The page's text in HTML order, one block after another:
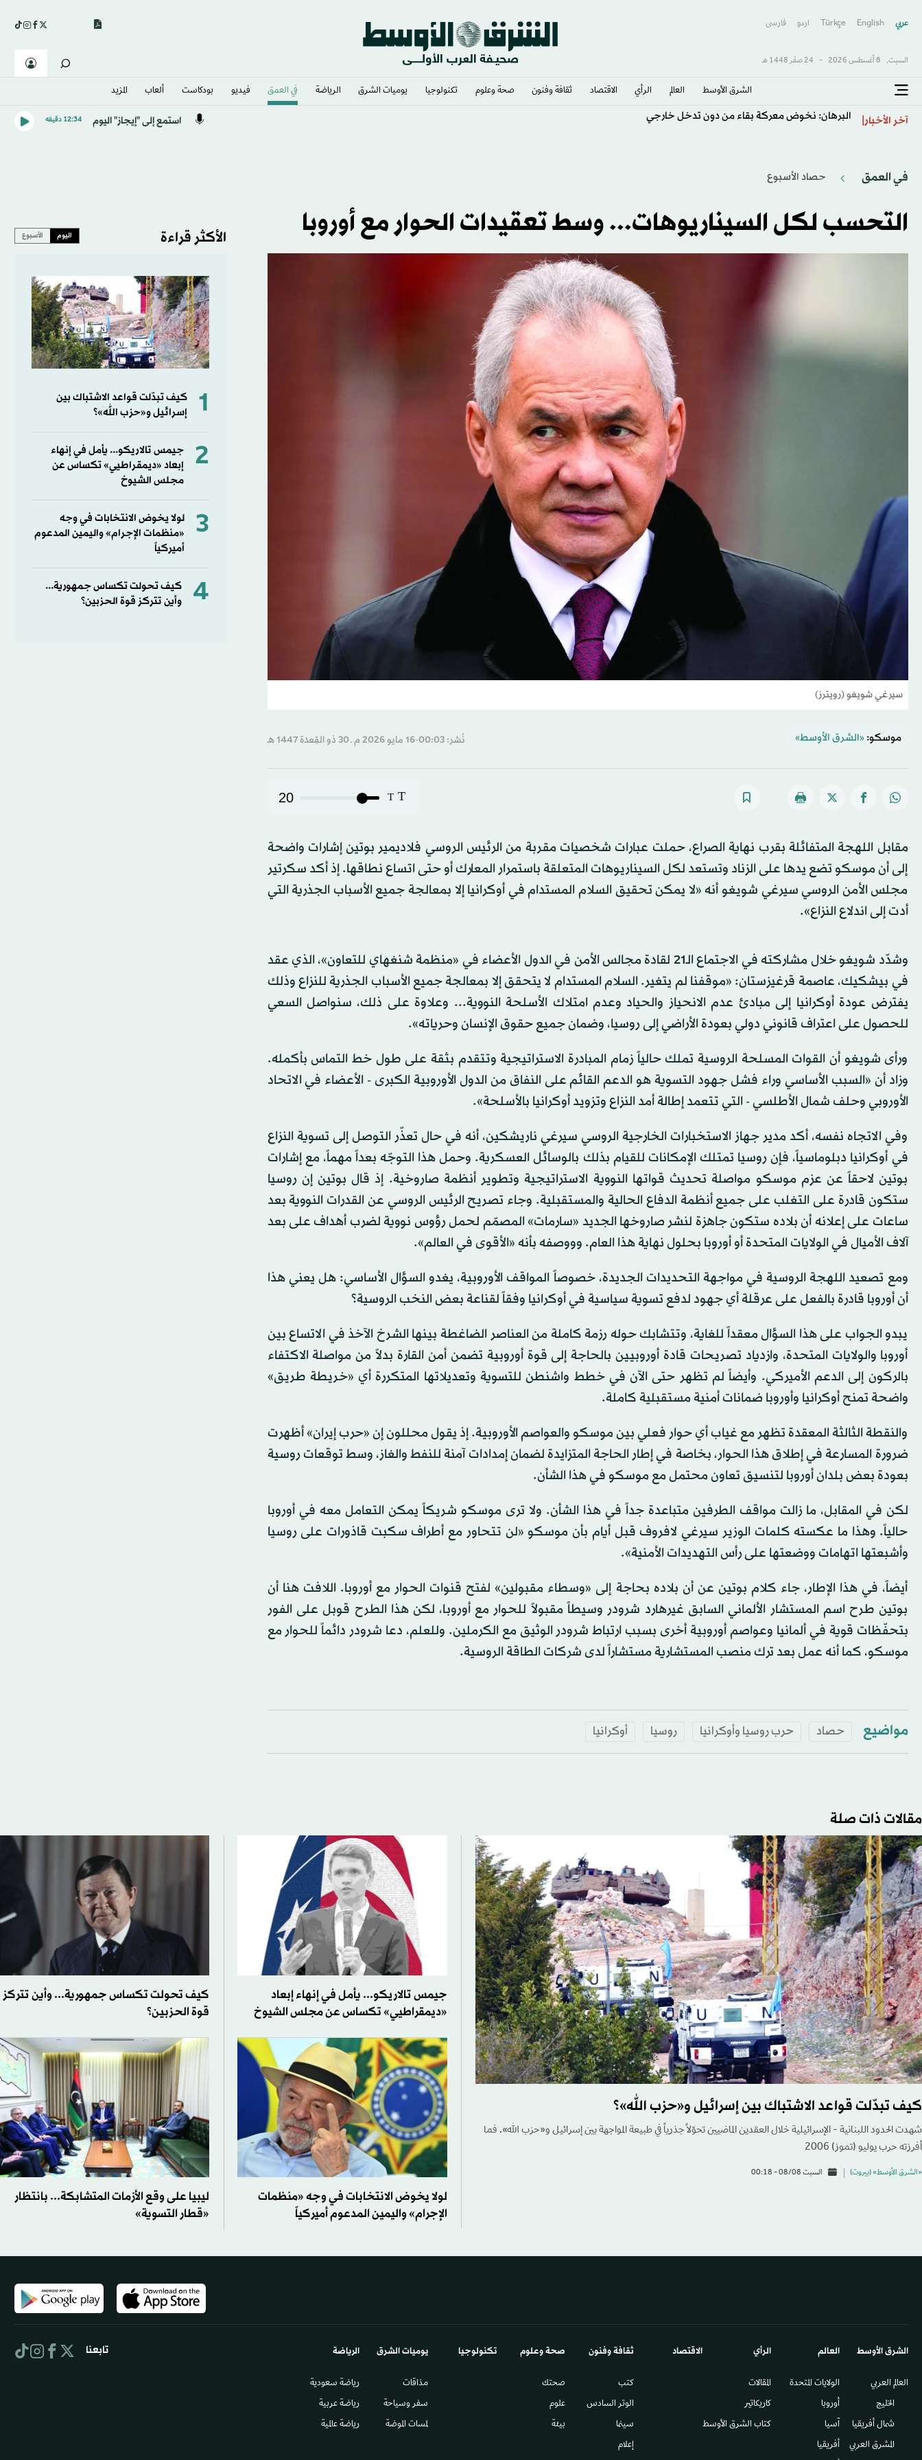
عربي English
Türkçe اردو فارسى
السبت, 8 أغسطس 2026 - 24 صفَر 1448 هـ
الشرق الأوسط​ العالم الرأي الاقتصاد ثقافة وفنون صحة وعلوم تكنولوجيا يوميات الشرق​ الرياضة في العمق فيديو بودكاست ألعاب المزيد
آخر الأخبار البرهان: نخوض معركة بقاء من دون تدخل خارجي استمع إلى "إيجاز" اليوم 12:34 دقيقه
في العمق حصاد الأسبوع
التحسب لكل السيناريوهات... وسط تعقيدات الحوار مع أوروبا
سيرغي شويغو (رويترز)
موسكو: «الشرق الأوسط» نُشر: 00:03-16 مايو 2026 م ـ 30 ذو القِعدة 1447 هـ
T
T
20
مقابل اللهجة المتفائلة بقرب نهاية الصراع، حملت عبارات شخصيات مقربة من الرئيس الروسي فلاديمير بوتين إشارات واضحة
إلى أن موسكو تضع يدها على الزناد وتستعد لكل السيناريوهات المتعلقة باستمرار المعارك أو حتى اتساع نطاقها. إذ أكد سكرتير
مجلس الأمن الروسي سيرغي شويغو أنه «لا يمكن تحقيق السلام المستدام في أوكرانيا إلا بمعالجة جميع الأسباب الجذرية التي
أدت إلى اندلاع النزاع».
وشدّد شويغو خلال مشاركته في الاجتماع الـ21 لقادة مجالس الأمن في الدول الأعضاء في «منظمة شنغهاي للتعاون»، الذي عقد
في بيشكيك، عاصمة قرغيزستان: «موقفنا لم يتغير. السلام المستدام لا يتحقق إلا بمعالجة جميع الأسباب الجذرية للنزاع وذلك
يفترض عودة أوكرانيا إلى مبادئ عدم الانحياز والحياد وعدم امتلاك الأسلحة النووية... وعلاوة على ذلك، سنواصل السعي
للحصول على اعتراف قانوني دولي بعودة الأراضي إلى روسيا، وضمان جميع حقوق الإنسان وحرياته».
ورأى شويغو أن القوات المسلحة الروسية تملك حالياً زمام المبادرة الاستراتيجية وتتقدم بثقة على طول خط التماس بأكمله.
وزاد أن «السبب الأساسي وراء فشل جهود التسوية هو الدعم القائم على النفاق من الدول الأوروبية الكبرى - الأعضاء في الاتحاد
الأوروبي وحلف شمال الأطلسي - التي تتعمد إطالة أمد النزاع وتزويد أوكرانيا بالأسلحة».
وفي الاتجاه نفسه، أكد مدير جهاز الاستخبارات الخارجية الروسي سيرغي ناريشكين، أنه في حال تعذّر التوصل إلى تسوية النزاع
في أوكرانيا دبلوماسياً، فإن روسيا تمتلك الإمكانات للقيام بذلك بالوسائل العسكرية. وحمل هذا التوجّه بعداً مهماً، مع إشارات
بوتين لاحقاً عن عزم موسكو مواصلة تحديث قواتها النووية الاستراتيجية وتطوير أنظمة صاروخية. إذ قال بوتين إن روسيا
ستكون قادرة على التغلب على جميع أنظمة ‌الدفاع ‌الحالية والمستقبلية. وجاء تصريح الرئيس الروسي عن القدرات النووية بعد
ساعات على إعلانه أن بلاده ستكون جاهزة لنشر ‌صاروخها الجديد «سارمات» المصمّم لحمل رؤوس نووية لضرب أهداف على بعد
آلاف الأميال في الولايات المتحدة أو أوروبا بحلول نهاية هذا العام. وووصفه بأنه «الأقوى في العالم».
ومع تصعيد اللهجة الروسية في مواجهة التحديدات الجديدة، خصوصاً المواقف الأوروبية، يغدو السؤال الأساسي: هل يعني هذا
أن أوروبا قادرة بالفعل على عرقلة أي جهود لدفع تسوية سياسية في أوكرانيا وفقاً لقناعة بعض النخب الروسية؟
يبدو الجواب على هذا السؤال معقداً للغاية، وتتشابك حوله رزمة كاملة من العناصر الضاغطة بينها الشرخ الآخذ في الاتساع بين
أوروبا والولايات المتحدة، وازدياد تصريحات قادة أوروبيين بالحاجة إلى قوة أوروبية تضمن أمن القارة بدلاً من مواصلة الاكتفاء
بالركون إلى الدعم الأميركي. وأيضاً لم تظهر حتى الآن في خطط واشنطن للتسوية وتعديلاتها المتكررة أي «خريطة طريق»
واضحة تمنح أوكرانيا وأوروبا ضمانات أمنية مستقبلية كاملة.
والنقطة الثالثة المعقدة تظهر مع غياب أي حوار فعلي بين موسكو والعواصم الأوروبية. إذ يقول محللون إن «حرب إيران» أظهرت
ضرورة المسارعة في إطلاق هذا الحوار، بخاصة في إطار الحاجة المتزايدة لضمان إمدادات آمنة للنفط والغاز، وسط توقعات روسية
بعودة بعض بلدان أوروبا لتنسيق تعاون محتمل مع موسكو في هذا الشأن.
لكن في المقابل، ما زالت مواقف الطرفين متباعدة جداً في هذا الشأن. ولا ترى موسكو شريكاً يمكن التعامل معه في أوروبا
حالياً. وهذا ما عكسته كلمات الوزير سيرغي لافروف قبل أيام بأن موسكو «لن تتحاور مع أطراف سكبت قاذورات على روسيا
وأشبعتها اتهامات ووضعتها على رأس التهديدات الأمنية».
أيضاً، في هذا الإطار، جاء كلام بوتين عن أن بلاده بحاجة إلى «وسطاء مقبولين» لفتح قنوات الحوار مع أوروبا. اللافت هنا أن
بوتين طرح اسم المستشار الألماني السابق غيرهارد شرودر وسيطاً مقبولاً للحوار مع أوروبا، لكن هذا الطرح قوبل على الفور
بتحفّظات قوية في ألمانيا وعواصم أوروبية أخرى بسبب ارتباط شرودر الوثيق مع الكرملين. وللعلم، دعا شرودر دائماً للحوار مع
موسكو، كما أنه عمل بعد ترك منصب المستشارية مستشاراً لدى شركات الطاقة الروسية.
مواضيع حصاد حرب روسيا وأوكرانيا روسيا أوكرانيا
الأكثر قراءة اليوم الأسبوع
1
كيف تبدّلت قواعد الاشتباك بين
إسرائيل و«حزب الله»؟
2
جيمس تالاريكو... يأمل في إنهاء
إبعاد «ديمقراطيي» تكساس عن
مجلس الشيوخ
3
لولا يخوض الانتخابات في وجه
«منظمات الإجرام» واليمين المدعوم
أميركياً
4
كيف تحولت تكساس جمهورية...
وأين تتركز قوة الحزبين؟
مقالات ذات صلة
كيف تبدّلت قواعد الاشتباك بين إسرائيل و«حزب الله»؟
شهدت الحدود اللبنانية - الإسرائيلية خلال العقدين الماضيين تحوّلاً جذرياً في طبيعة المواجهة بين إسرائيل و«حزب الله». فما
أفرزته حرب يوليو (تموز) 2006
«الشرق الأوسط» (بيروت) السبت 08/08 - 00:18
جيمس تالاريكو... يأمل في إنهاء إبعاد
«ديمقراطيي» تكساس عن مجلس الشيوخ
كيف تحولت تكساس جمهورية... وأين تتركز
قوة الحزبين؟
لولا يخوض الانتخابات في وجه «منظمات
الإجرام» واليمين المدعوم أميركياً
ليبيا على وقع الأزمات المتشابكة... بانتظار
«قطار التسوية»
الشرق الأوسط​
العالم العربي
الخليج
شمال أفريقيا
المشرق العربي
العالم
الولايات المتحدة
أوروبا
آسيا
أفريقيا
الرأي
المقالات
كاريكاتير
كتاب الشرق الأوسط
الاقتصاد ثقافة وفنون
كتب
الوتر السادس​
سينما
إعلام
صحة وعلوم
صحتك
علوم
بيئة
تكنولوجيا يوميات الشرق​
مذاقات
سفر وسياحة
لمسات الموضة
الرياضة
رياضة سعودية
رياضة عربية
رياضة عالمية
تابعنا